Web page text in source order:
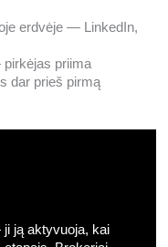
erdvėje — LinkedIn,
priima
dar prieš pirmą
ją aktyvuoja, kai